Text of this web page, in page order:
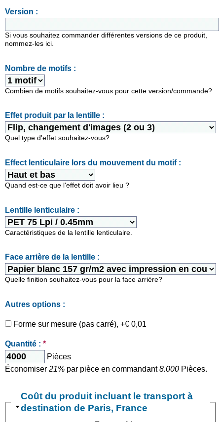
Version :
Si vous souhaitez commander différentes versions de ce produit,
nommez-les ici.
Nombre de motifs :
Combien de motifs souhaitez-vous pour cette version/commande?
Effet produit par la lentille :
Quel type d'effet souhaitez-vous?
Effect lenticulaire lors du mouvement du motif :
Quand est-ce que l'effet doit avoir lieu ?
Lentille lenticulaire :
Caractéristiques de la lentille lenticulaire.
Face arrière de la lentille :
Quelle finition souhaitez-vous pour la face arrière?
Autres options :
Forme sur mesure (pas carré), +€ 0,01
Quantité : *
Pièces
Économiser 21% par pièce en commandant8.000 Pièces.
Coût du produit incluant le transport à
destination de Paris, France